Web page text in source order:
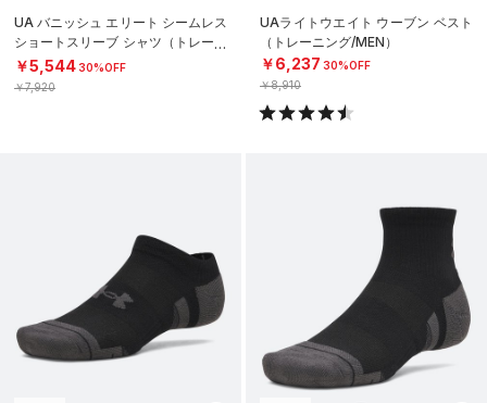
UA バニッシュ エリート シームレス
ショートスリーブ シャツ（トレーニ
ング/MEN）
￥5,54430%OFF
￥7,920
UAライトウエイト ウーブン ベスト
（トレーニング/MEN）
￥6,237 30%OFF
￥8,910